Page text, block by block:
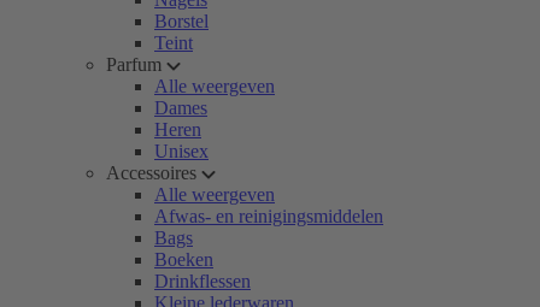
Borstel
Teint
Parfum
Alle weergeven
Dames
Heren
Unisex
Accessoires
Alle weergeven
Afwas- en reinigingsmiddelen
Bags
Boeken
Drinkflessen
Kleine lederwaren